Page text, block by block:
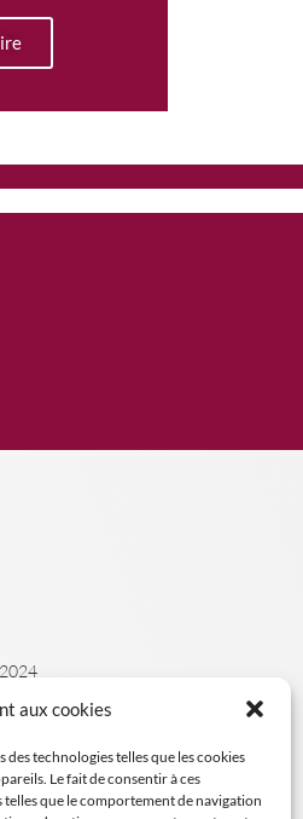
aux cookies
technologies telles que les cookies
Le fait de consentir à ces
que le comportement de navigation